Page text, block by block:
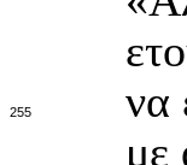
255
να
με